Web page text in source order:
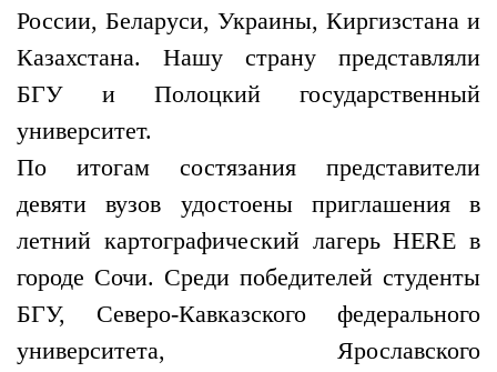
России, Беларуси, Украины, Киргизстана и
Казахстана. Нашу страну представляли
БГУ и Полоцкий государственный
университет.
По итогам состязания представители
девяти вузов удостоены приглашения в
летний картографический лагерь HERE в
городе Сочи. Среди победителей студенты
БГУ, Северо-Кавказского федерального
университета, Ярославского